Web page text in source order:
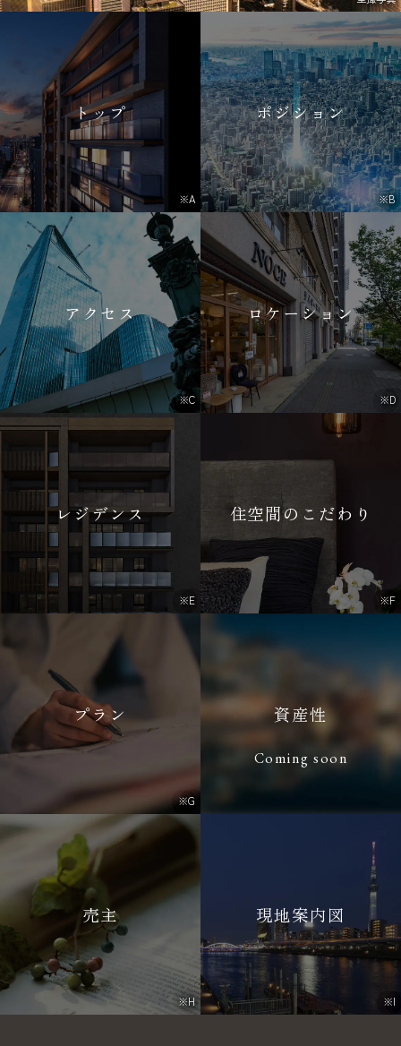
トップ
※A
ポジション
※B
アクセス
※C
ロケーション
※D
レジデンス
※E
住空間のこだわり
※F
プラン
※G
資産性
Coming soon
売主
※H
現地案内図
※I